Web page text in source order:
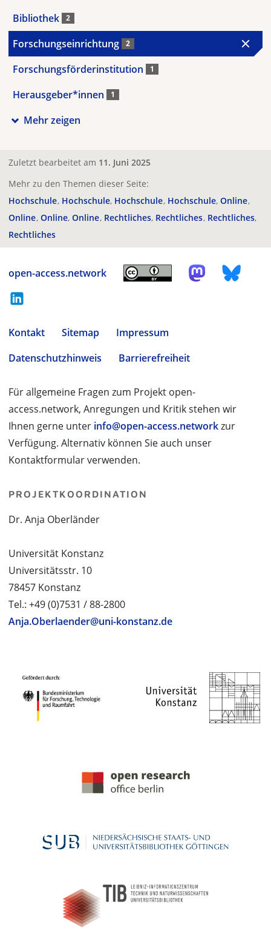
Bibliothek 2
Forschungseinrichtung 2
Forschungsförderinstitution 1
Herausgeber*innen 1
Mehr zeigen
Zuletzt bearbeitet am 11. Juni 2025
Mehr zu den Themen dieser Seite:
Hochschule Hochschule Hochschule Hochschule Online
Online Online Online Rechtliches Rechtliches Rechtliches
Rechtliches
open-access.network
Kontakt Sitemap
Impressum
Datenschutzhinweis
Barrierefreiheit
Für allgemeine Fragen zum Projekt open-
access.network, Anregungen und Kritik stehen wir
Ihnen gerne unter info@open-access.networkzur
Verfügung. Alternativ können Sie auch unser
Kontaktformular verwenden.
PROJEKTKOORDINATION
Dr. Anja Oberländer
Universität Konstanz
Universitätsstr. 10
78457 Konstanz
Tel.: +49 (0)7531 / 88-2800
Anja.Oberlaender@uni-konstanz.de